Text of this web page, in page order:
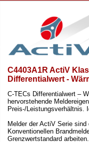
C4403A1R ActiV
Differentialwert -
C-TECs Differentialwert –
hervorstehende
Preis-/Leistungsverhältnis.
Melder der ActiV Serie
Konventionellen
Grenzwertstandard